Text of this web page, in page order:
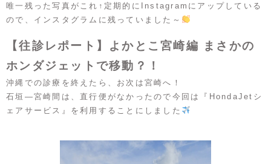
唯一残った写真がこれ↑定期的にInstagramにアップしている
ので、インスタグラムに残っていました～
【往診レポート】よかとこ宮崎編 まさかの
ホンダジェットで移動？！
沖縄での診療を終えたら、お次は宮崎へ！
石垣―宮崎間は、直行便がなかったので今回は『HondaJetシ
ェアサービス』を利用することにしました